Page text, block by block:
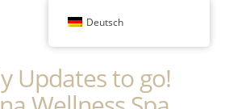
Updates to go!
Deutsch